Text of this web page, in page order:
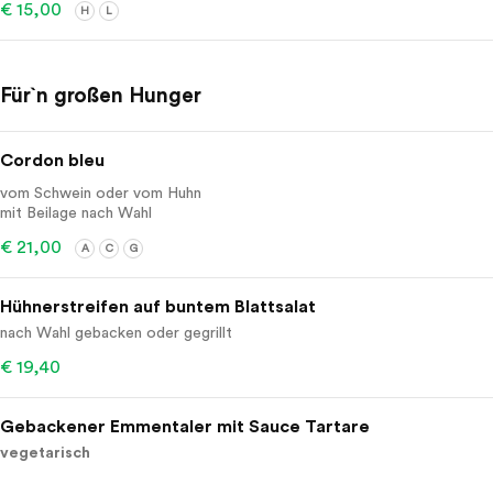
€ 15,00 H L
Für`n großen Hunger
Cordon bleu
vom Schwein oder vom Huhn
mit Beilage nach Wahl
€ 21,00 A C G
Hühnerstreifen auf buntem Blattsalat
nach Wahl gebacken oder gegrillt
€ 19,40
Gebackener Emmentaler mit Sauce Tartare
vegetarisch